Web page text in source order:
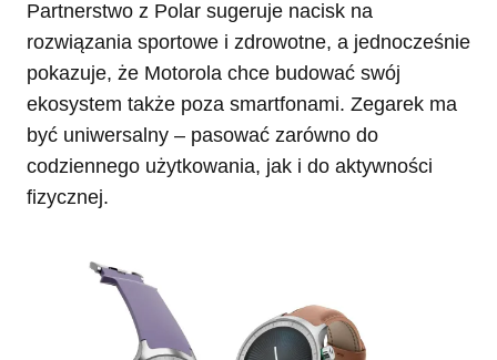
Partnerstwo z Polar sugeruje nacisk na
rozwiązania sportowe i zdrowotne, a jednocześnie
pokazuje, że Motorola chce budować swój
ekosystem także poza smartfonami. Zegarek ma
być uniwersalny – pasować zarówno do
codziennego użytkowania, jak i do aktywności
fizycznej.